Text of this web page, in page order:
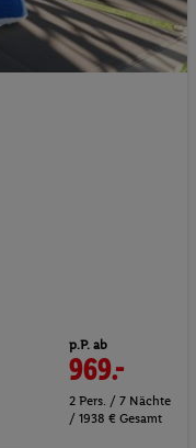
p.P. ab
969.-
2 Pers. / 7 Nächte
/ 1938 € Gesamt